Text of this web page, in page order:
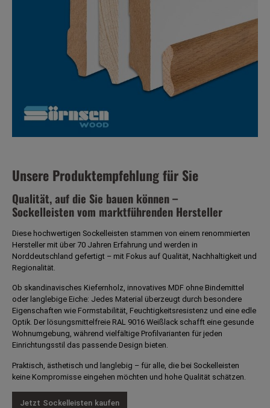
Unsere Produktempfehlung für Sie
Qualität, auf die Sie bauen können –
Sockelleisten vom marktführenden Hersteller
Diese hochwertigen Sockelleisten stammen von einem renommierten
Hersteller mit über 70 Jahren Erfahrung und werden in
Norddeutschland gefertigt – mit Fokus auf Qualität, Nachhaltigkeit und
Regionalität.
Ob skandinavisches Kiefernholz, innovatives MDF ohne Bindemittel
oder langlebige Eiche: Jedes Material überzeugt durch besondere
Eigenschaften wie Formstabilität, Feuchtigkeitsresistenz und eine edle
Optik. Der lösungsmittelfreie RAL 9016 Weißlack schafft eine gesunde
Wohnumgebung, während vielfältige Profilvarianten für jeden
Einrichtungsstil das passende Design bieten.
Praktisch, ästhetisch und langlebig – für alle, die bei Sockelleisten
keine Kompromisse eingehen möchten und hohe Qualität schätzen.
Jetzt Sockelleisten kaufen